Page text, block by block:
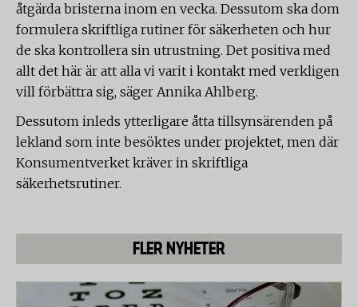
åtgärda bristerna inom en vecka. Dessutom ska dom
formulera skriftliga rutiner för säkerheten och hur
de ska kontrollera sin utrustning. Det positiva med
allt det här är att alla vi varit i kontakt med verkligen
vill förbättra sig, säger Annika Ahlberg.
Dessutom inleds ytterligare åtta tillsynsärenden på
lekland som inte besöktes under projektet, men där
Konsumentverket kräver in skriftliga
säkerhetsrutiner.
FLER NYHETER